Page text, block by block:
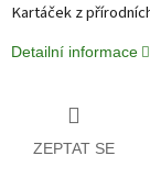
Kartáček z
Detailní informace
ZEPTAT SE